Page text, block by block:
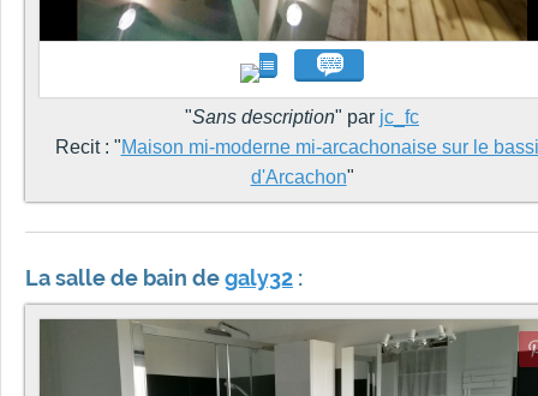
"Sans description" par jc_fc
Recit : "Maison mi-moderne mi-arcachonaise sur le
d'Arcachon"
La salle de bain degaly32 :